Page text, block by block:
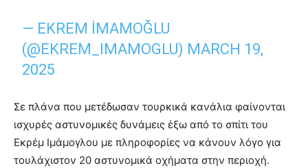
— EKREM İMAMOĞLU
(@EKREM_IMAMOGLU) MARCH 19,
2025
Σε πλάνα που μετέδωσαν τουρκικά κανάλια φαίνονται
ισχυρές αστυνομικές δυνάμεις έξω από το σπίτι του
Εκρέμ Ιμάμογλου με πληροφορίες να κάνουν λόγο για
τουλάχιστον 20 αστυνομικά οχήματα στην περιοχή.